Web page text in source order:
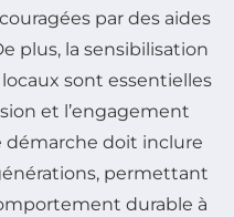
par des aides
plus, la sensibilisation
sont essentielles
et l’engagement
démarche doit inclure
permettant
durable à